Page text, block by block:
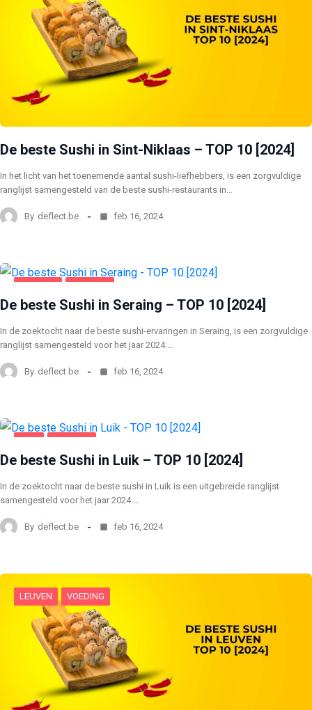
De beste Sushi in Sint-Niklaas – TOP 10 [2024]
In het licht van het toenemende aantal sushi-liefhebbers, is een zorgvuldige
ranglijst samengesteld van de beste sushi-restaurants in…
By deflect.be feb 16, 2024
De beste Sushi in Seraing – TOP 10 [2024]
In de zoektocht naar de beste sushi-ervaringen in Seraing, is een zorgvuldige
ranglijst samengesteld voor het jaar 2024.…
By deflect.be feb 16, 2024
De beste Sushi in Luik – TOP 10 [2024]
In de zoektocht naar de beste sushi in Luik is een uitgebreide ranglijst
samengesteld voor het jaar 2024.…
By deflect.be feb 16, 2024
LEUVEN VOEDING